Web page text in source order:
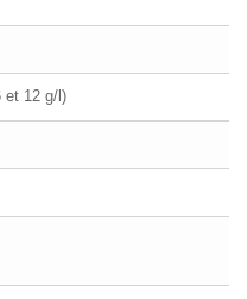
et 12 g/l)